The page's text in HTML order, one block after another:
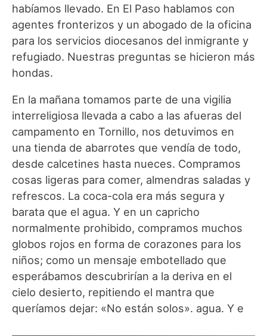
habíamos llevado. En El Paso hablamos con
agentes fronterizos y un abogado de la oficina
para los servicios diocesanos del inmigrante y
refugiado. Nuestras preguntas se hicieron más
hondas.
En la mañana tomamos parte de una vigilia
interreligiosa llevada a cabo a las afueras del
campamento en Tornillo, nos detuvimos en
una tienda de abarrotes que vendía de todo,
desde calcetines hasta nueces. Compramos
cosas ligeras para comer, almendras saladas y
refrescos. La coca-cola era más segura y
barata que el agua. Y en un capricho
normalmente prohibido, compramos muchos
globos rojos en forma de corazones para los
niños; como un mensaje embotellado que
esperábamos descubrirían a la deriva en el
cielo desierto, repitiendo el mantra que
queríamos dejar: «No están solos». agua. Y e